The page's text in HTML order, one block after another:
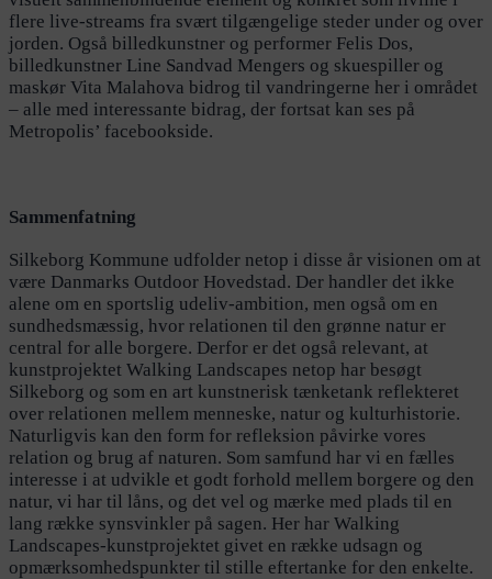
flere live-streams fra svært tilgængelige steder under og over
jorden. Også billedkunstner og performer Felis Dos,
billedkunstner Line Sandvad Mengers og skuespiller og
maskør Vita Malahova bidrog til vandringerne her i området
– alle med interessante bidrag, der fortsat kan ses på
Metropolis’ facebookside.
Sammenfatning
Silkeborg Kommune udfolder netop i disse år visionen om at
være Danmarks Outdoor Hovedstad. Der handler det ikke
alene om en sportslig udeliv-ambition, men også om en
sundhedsmæssig, hvor relationen til den grønne natur er
central for alle borgere. Derfor er det også relevant, at
kunstprojektet Walking Landscapes netop har besøgt
Silkeborg og som en art kunstnerisk tænketank reflekteret
over relationen mellem menneske, natur og kulturhistorie.
Naturligvis kan den form for refleksion påvirke vores
relation og brug af naturen. Som samfund har vi en fælles
interesse i at udvikle et godt forhold mellem borgere og den
natur, vi har til låns, og det vel og mærke med plads til en
lang række synsvinkler på sagen. Her har Walking
Landscapes-kunstprojektet givet en række udsagn og
opmærksomhedspunkter til stille eftertanke for den enkelte.